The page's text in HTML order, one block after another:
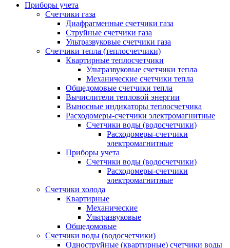
Приборы учета
Счетчики газа
Диафрагменные счетчики газа
Струйные счетчики газа
Ультразвуковые счетчики газа
Счетчики тепла (теплосчетчики)
Квартирные теплосчетчики
Ультразвуковые счетчики тепла
Механические счетчики тепла
Общедомовые счетчики тепла
Вычислители тепловой энергии
Выносные индикаторы теплосчетчика
Расходомеры-счетчики электромагнитные
Счетчики воды (водосчетчики)
Расходомеры-счетчики
электромагнитные
Приборы учета
Счетчики воды (водосчетчики)
Расходомеры-счетчики
электромагнитные
Счетчики холода
Квартирные
Механические
Ультразвуковые
Общедомовые
Счетчики воды (водосчетчики)
Одноструйные (квартирные) счетчики воды